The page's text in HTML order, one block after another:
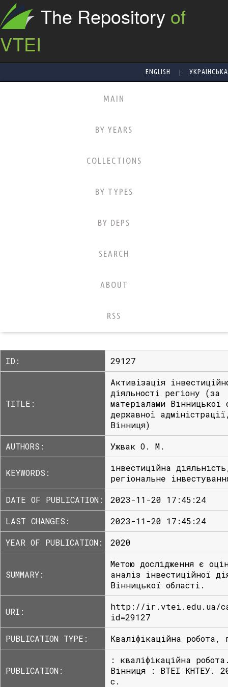
The Repository of
VTEI
ENGLISH | УКРАЇНСЬКА
MAIN
BY YEARS
COLLECTIONS
BY TYPES
BY DEPS
SEARCH
ABOUT
RSS
ID: 29127
TITLE:
Активізація
діяльності регіону (за
матеріалами Вінницької
державної
Вінниця)
AUTHORS:
Ужвак О. М.
KEYWORDS:
інвестиційна
регіональне
DATE OF PUBLICATION:
2023-11-20 17:45:24
LAST CHANGES:
2023-11-20 17:45:24
YEAR OF PUBLICATION:
2020
SUMMARY:
Метою дослідження є
аналіз інвестиційної
Вінницької області.
URI:
http://ir.vtei.edu.ua/
id=29127
PUBLICATION TYPE:
Кваліфікаційна робота,
PUBLICATION:
: кваліфікаційна
Вінниця : ВТЕІ КНТЕУ.
с.